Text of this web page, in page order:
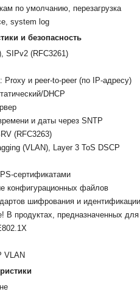
по умолчанию, перезагрузка
system log
и безопасность
SIPv2 (RFC3261)
Proxy и peer-to-peer (по IP-адресу)
DHCP
и даты через SNTP
(RFC3263)
(VLAN), Layer 3 ToS DSCP
сертификатами
конфигурационных файлов
шифрования и
В продуктах, предназначенных
VLAN